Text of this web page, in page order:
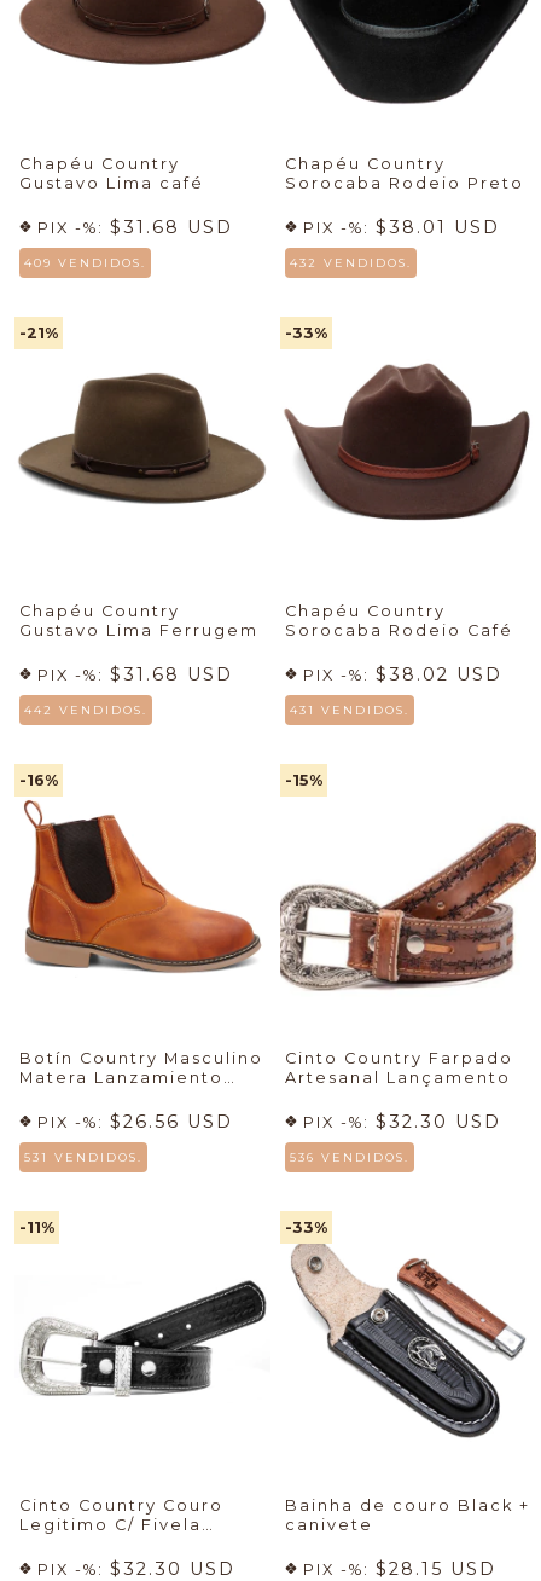
Chapéu Country
Gustavo Lima café
PIX -%: $31.68 USD
409 VENDIDOS.
Chapéu Country
Sorocaba Rodeio Preto
PIX -%: $38.01 USD
432 VENDIDOS.
-21%
Chapéu Country
Gustavo Lima Ferrugem
PIX -%: $31.68 USD
442 VENDIDOS.
-33%
Chapéu Country
Sorocaba Rodeio Café
PIX -%: $38.02 USD
431 VENDIDOS.
-16%
Botín Country Masculino
Matera Lanzamiento
PIX -%: $26.56 USD
531 VENDIDOS.
-15%
Cinto Country Farpado
Artesanal Lançamento
PIX -%: $32.30 USD
536 VENDIDOS.
-11%
Cinto Country Couro
Legitimo C/ Fivela
Ferro
PIX -%: $32.30 USD
-33%
Bainha de couro Black +
canivete
PIX -%: $28.15 USD